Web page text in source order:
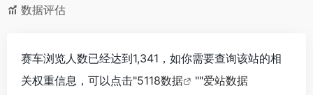
数据评估
赛车浏览人数已经达到1,341，如你需要查询该站的相
关权重信息，可以点击"5118数据 ""爱站数据